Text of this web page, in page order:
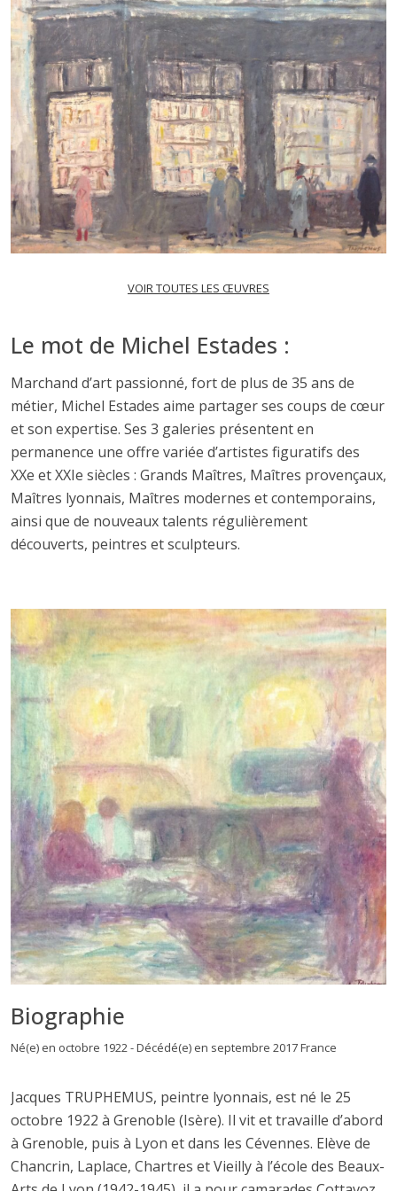
VOIR TOUTES LES ŒUVRES
Le mot de Michel Estades :
Marchand d’art passionné, fort de plus de 35 ans de
métier, Michel Estades aime partager ses coups de cœur
et son expertise. Ses 3 galeries présentent en
permanence une offre variée d’artistes figuratifs des
XXe et XXIe siècles : Grands Maîtres, Maîtres provençaux,
Maîtres lyonnais, Maîtres modernes et contemporains,
ainsi que de nouveaux talents régulièrement
découverts, peintres et sculpteurs.
Biographie
Né(e) en octobre 1922 - Décédé(e) en septembre 2017 France
Jacques TRUPHEMUS, peintre lyonnais, est né le 25
octobre 1922 à Grenoble (Isère). Il vit et travaille d’abord
à Grenoble, puis à Lyon et dans les Cévennes. Elève de
Chancrin, Laplace, Chartres et Vieilly à l’école des Beaux-